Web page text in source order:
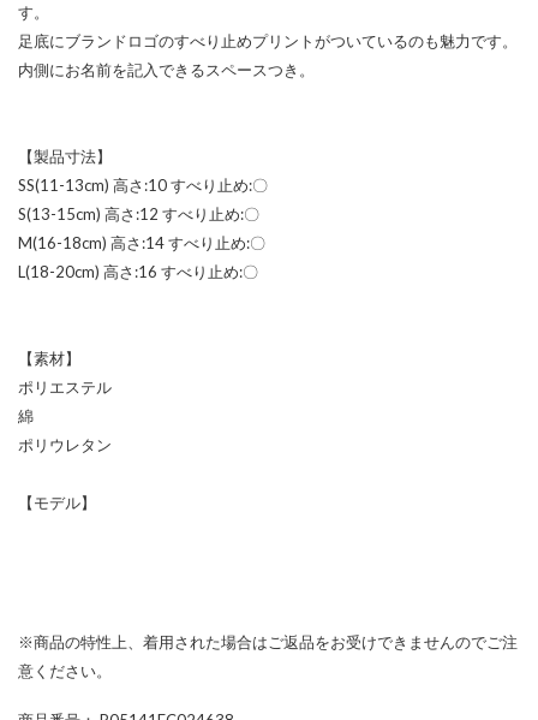
す。
足底にブランドロゴのすべり止めプリントがついているのも魅力です。
内側にお名前を記入できるスペースつき。
【製品寸法】
SS(11-13cm) 高さ:10 すべり止め:〇
S(13-15cm) 高さ:12 すべり止め:〇
M(16-18cm) 高さ:14 すべり止め:〇
L(18-20cm) 高さ:16 すべり止め:〇
【素材】
ポリエステル
綿
ポリウレタン
【モデル】
※商品の特性上、着用された場合はご返品をお受けできませんのでご注
意ください。